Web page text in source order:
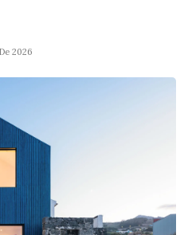
2026